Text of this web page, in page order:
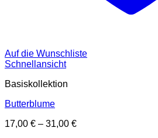
Auf die Wunschliste
Schnellansicht
Basiskollektion
Butterblume
17,00 € – 31,00 €